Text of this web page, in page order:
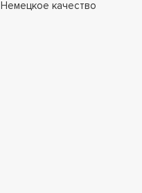
Немецкое качество